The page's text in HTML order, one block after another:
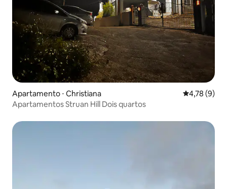
Apartamento ⋅ Christiana 4,78 de
4,78 (9)
Apartamentos Struan Hill Dois quartos